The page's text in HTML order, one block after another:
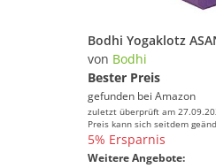
von Bodhi
Bester Preis
gefunden bei Amazon
zuletzt überprüft am
Preis kann sich seitdem
5% Ersparnis
Weitere Angebote: